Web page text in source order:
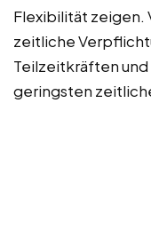
Flexibilität
zeitliche
Teilzeitkräften
geringsten